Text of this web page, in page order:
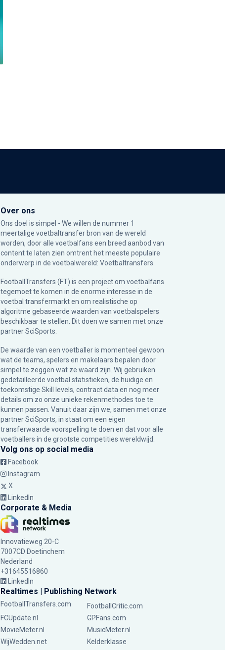
Over ons
Ons doel is simpel - We willen de nummer 1
meertalige voetbaltransfer bron van de wereld
worden, door alle voetbalfans een breed aanbod van
content te laten zien omtrent het meeste populaire
onderwerp in de voetbalwereld: Voetbaltransfers.
FootballTransfers (FT) is een project om voetbalfans
tegemoet te komen in de enorme interesse in de
voetbal transfermarkt en om realistische op
algoritme gebaseerde waarden van voetbalspelers
beschikbaar te stellen. Dit doen we samen met onze
partnerSciSports
De waarde van een voetballer is momenteel gewoon
wat de teams, spelers en makelaars bepalen door
simpel te zeggen wat ze waard zijn. Wij gebruiken
gedetailleerde voetbal statistieken, de huidige en
toekomstige Skill levels, contract data en nog meer
details om zo onze unieke rekenmethodes toe te
kunnen passen. Vanuit daar zijn we, samen met onze
partner SciSports, in staat om een eigen
transferwaarde voorspelling te doen en dat voor alle
voetballers in de grootste competities wereldwijd.
Volg ons op social media
Facebook
Instagram
X
LinkedIn
Corporate & Media
Innovatieweg 20-C
7007CD Doetinchem
Nederland
+31645516860
LinkedIn
Realtimes | Publishing Network
FootballTransfers.com
FootballCritic.com
FCUpdate.nl
GPFans.com
MovieMeter.nl
MusicMeter.nl
WijWedden.net
Kelderklasse